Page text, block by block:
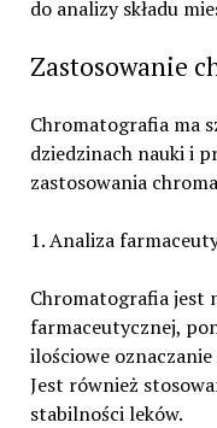
do analizy składu
Zastosowanie
Chromatografia ma
dziedzinach nauki i
zastosowania
1. Analiza
Chromatografia jest
farmaceutycznej,
ilościowe
Jest również
stabilności leków.